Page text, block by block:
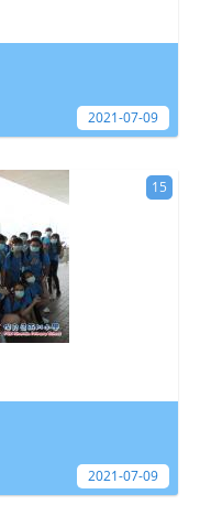
2021-07-09
15
2021-07-09